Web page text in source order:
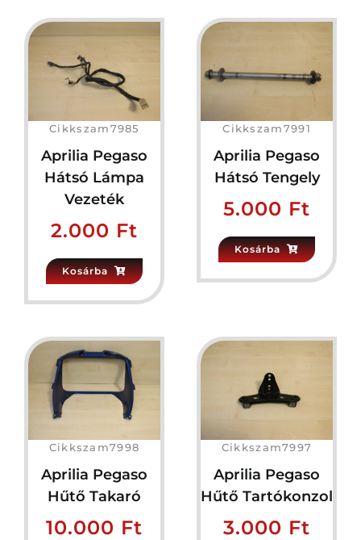
Cikkszam7985
Aprilia Pegaso
Hátsó Lámpa
Vezeték
2.000 Ft
Kosárba
Cikkszam7991
Aprilia Pegaso
Hátsó Tengely
5.000 Ft
Kosárba
Cikkszam7998
Aprilia Pegaso
Hűtő Takaró
10.000 Ft
Cikkszam7997
Aprilia Pegaso
Hűtő Tartókonzol
3.000 Ft